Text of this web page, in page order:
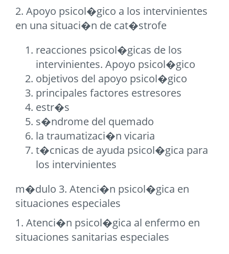
2. Apoyo psicol�gico a los intervinientes
en una situaci�n de cat�strofe
reacciones psicol�gicas de los
intervinientes. Apoyo psicol�gico
objetivos del apoyo psicol�gico
principales factores estresores
estr�s
s�ndrome del quemado
la traumatizaci�n vicaria
t�cnicas de ayuda psicol�gica para
los intervinientes
m�dulo 3. Atenci�n psicol�gica en
situaciones especiales
1. Atenci�n psicol�gica al enfermo en
situaciones sanitarias especiales